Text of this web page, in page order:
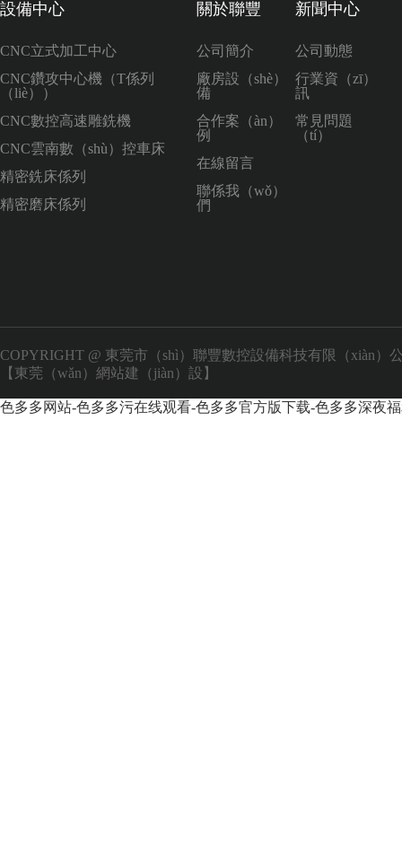
設備中心
CNC立式加工中心
CNC鑽攻中心機（T係列
（liè））
CNC數控高速雕銑機
CNC雲南數（shù）控車床
精密銑床係列
精密磨床係列
關於聯豐
公司簡介
廠房設（shè）
備
合作案（àn）
例
在線留言
聯係我（wǒ）
們
新聞中心
公司動態
行業資（zī）
訊
常見問題
（tí）
COPYRIGHT @ 東莞市（shì）聯豐數控設備科技有限（xiàn）
【東莞（wǎn）網站建（jiàn）設】
色多多网站-色多多污在线观看-色多多官方版下载-色多多深夜